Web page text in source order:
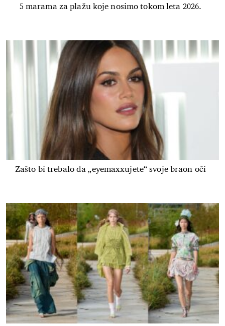
5 marama za plažu koje nosimo tokom leta 2026.
Zašto bi trebalo da „eyemaxxujete“ svoje braon oči